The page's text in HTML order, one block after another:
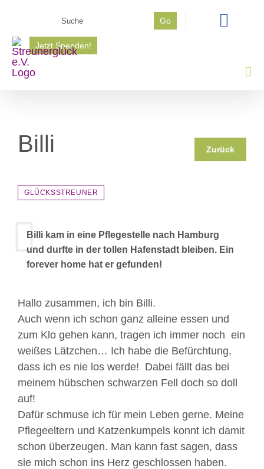
springen
Go
Jetzt Spenden!
Billi Zurück
GLÜCKSSTREUNER
Billi kam in eine Pflegestelle nach Hamburg
und durfte in der tollen Hafenstadt bleiben. Ein
forever home hat er gefunden!
Hallo zusammen, ich bin Billi.
Auch wenn ich schon ganz alleine essen und
zum Klo gehen kann, tragen ich immer noch ein
weißes Lätzchen… Ich habe die Befürchtung,
dass ich es nie los werde! Dabei fällt das bei
meinem hübschen schwarzen Fell doch so doll
auf!
Dafür schmuse ich für mein Leben gerne. Meine
Pflegeeltern und Katzenkumpels konnt ich damit
schon überzeugen. Man kann fast sagen, dass
sie mich schon ins Herz geschlossen haben.